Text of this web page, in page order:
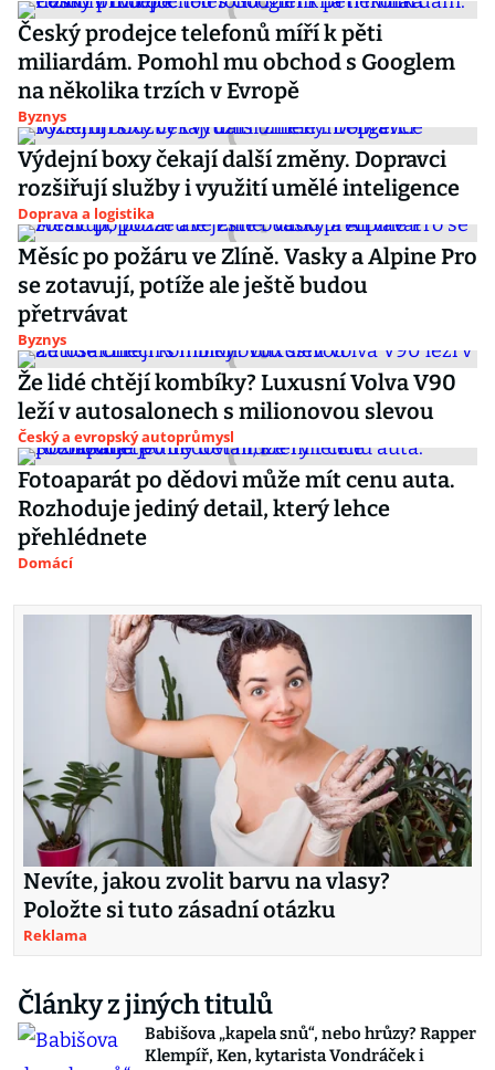
Český prodejce telefonů míří k pěti
miliardám. Pomohl mu obchod s Googlem
na několika trzích v Evropě
Byznys
Výdejní boxy čekají další změny. Dopravci
rozšiřují služby i využití umělé inteligence
Doprava a logistika
Měsíc po požáru ve Zlíně. Vasky a Alpine Pro
se zotavují, potíže ale ještě budou
přetrvávat
Byznys
Že lidé chtějí kombíky? Luxusní Volva V90
leží v autosalonech s milionovou slevou
Český a evropský autoprůmysl
Fotoaparát po dědovi může mít cenu auta.
Rozhoduje jediný detail, který lehce
přehlédnete
Domácí
Nevíte, jakou zvolit barvu na vlasy?
Položte si tuto zásadní otázku
Reklama
Články z jiných titulů
Babišova „kapela snů“, nebo hrůzy? Rapper
Klempíř, Ken, kytarista Vondráček i